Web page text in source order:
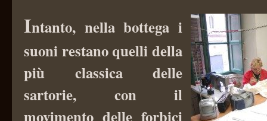
Intanto, nella bottega i
suoni restano quelli della
più classica delle
sartorie, con il
movimento delle forbici